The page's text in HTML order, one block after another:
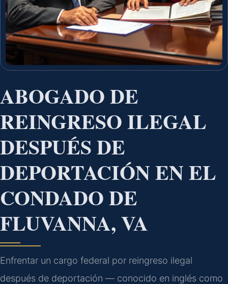
ABOGADO DE
REINGRESO ILEGAL
DESPUÉS DE
DEPORTACIÓN EN EL
CONDADO DE
FLUVANNA, VA
Enfrentar un cargo federal por reingreso ilegal
después de deportación — conocido en inglés como